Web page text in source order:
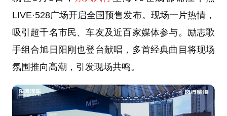
LIVE·528广场开启全国预售发布。现场一片热情，
吸引超千名市民、车友及近百家媒体参与。励志歌
手组合旭日阳刚也登台献唱，多首经典曲目将现场
氛围推向高潮，引发现场共鸣。